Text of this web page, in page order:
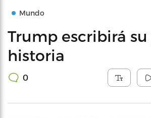
Mundo
Trump escribirá
historia
0